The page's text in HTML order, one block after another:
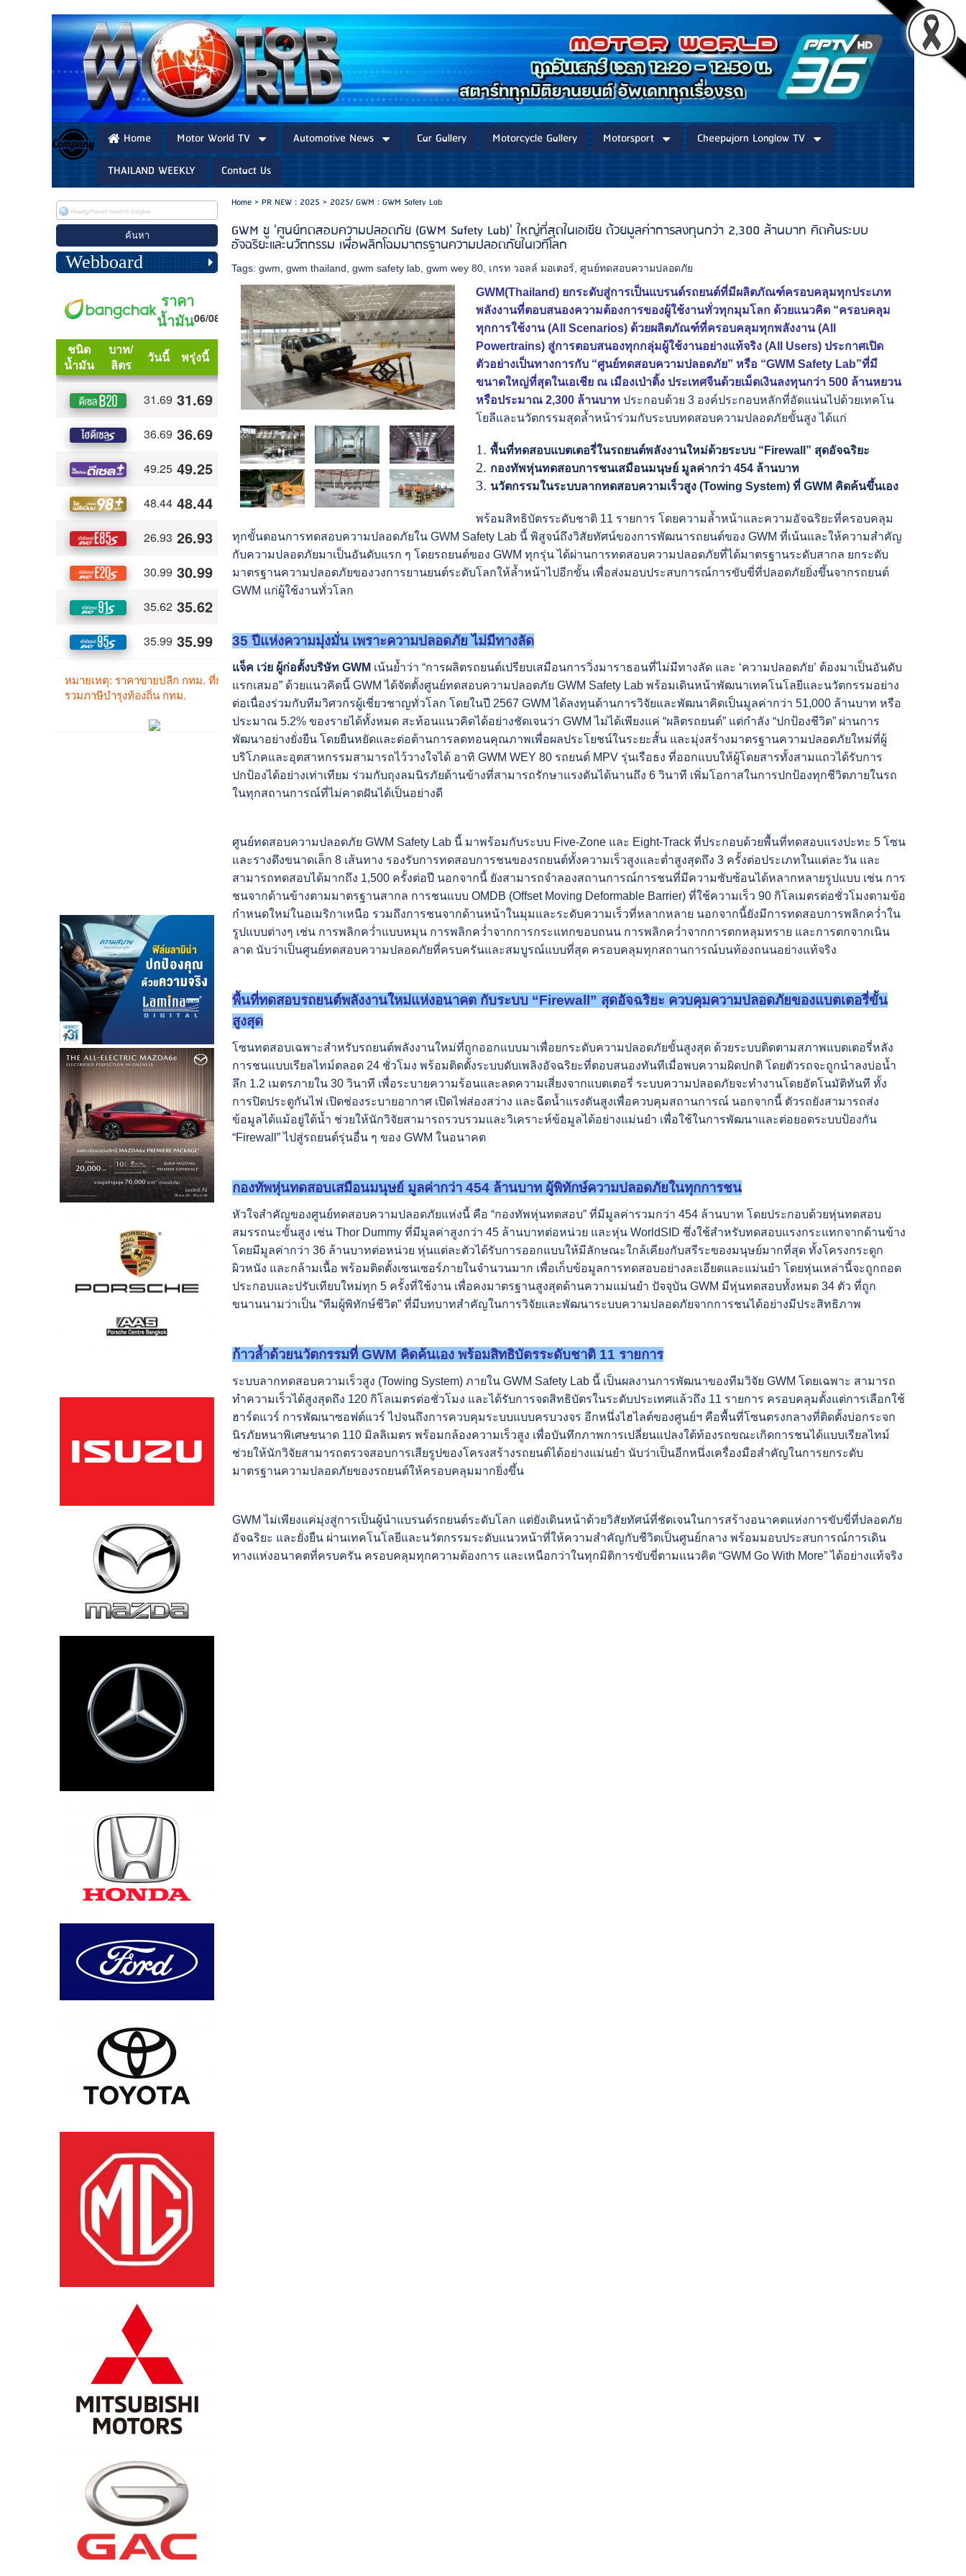
Home Motor World TV Automotive News Car Gallery Motorcycle Gallery Motorsport
Cheepajorn Longlow TV
THAILAND WEEKLY
Contact Us
Webboard
Home> PR NEW : 2025 > 2025/ GWM : GWM Safety Lab
GWM ชู 'ศูนย์ทดสอบความปลอดภัย (GWM Safety Lab)' ใหญ่ที่สุดในเอเชีย ด้วยมูลค่าการลงทุนกว่า 2,300 ล้านบาท คิดค้นระบบ
อัจฉริยะและนวัตกรรม เพื่อพลิกโฉมมาตรฐานความปลอดภัยในเวทีโลก
Tags:gwm ,gwm thailand ,gwm safety lab ,gwm wey 80 เกรท วอลล์ มอเตอร์ ,ศูนย์ทดสอบความปลอดภัย
GWM(Thailand) ยกระดับสู่การเป็นแบรนด์รถยนต์ที่มีผลิตภัณฑ์ครอบคลุมทุกประเภท
พลังงานที่ตอบสนองความต้องการของผู้ใช้งานทั่วทุกมุมโลก ด้วยแนวคิด “ครอบคลุม
ทุกการใช้งาน (All Scenarios) ด้วยผลิตภัณฑ์ที่ครอบคลุมทุกพลังงาน (All
Powertrains) สู่การตอบสนองทุกกลุ่มผู้ใช้งานอย่างแท้จริง (All Users) ประกาศเปิด
ตัวอย่างเป็นทางการกับ “ศูนย์ทดสอบความปลอดภัย” หรือ “GWM Safety Lab”ที่มี
ขนาดใหญ่ที่สุดในเอเชีย ณ เมืองเป่าติ้ง ประเทศจีนด้วยเม็ดเงินลงทุนกว่า 500 ล้านหยวน
หรือประมาณ 2,300 ล้านบาท ประกอบด้วย 3 องค์ประกอบหลักที่อัดแน่นไปด้วยเทคโน
โยลีและนวัตกรรมสุดล้ำหน้าร่วมกับระบบทดสอบความปลอดภัยขั้นสูง ได้แก่
พื้นที่ทดสอบแบตเตอรี่ในรถยนต์พลังงานใหม่ด้วยระบบ “Firewall” สุดอัจฉริยะ
กองทัพหุ่นทดสอบการชนเสมือนมนุษย์ มูลค่ากว่า 454 ล้านบาท
นวัตกรรมในระบบลากทดสอบความเร็วสูง (Towing System) ที่ GWM คิดค้นขึ้นเอง
พร้อมสิทธิบัตรระดับชาติ 11 รายการ โดยความล้ำหน้าและความอัจฉริยะที่ครอบคลุม
ทุกขั้นตอนการทดสอบความปลอดภัยใน GWM Safety Lab นี้ พิสูจน์ถึงวิสัยทัศน์ของการพัฒนารถยนต์ของ GWM ที่เน้นและให้ความสำคัญ
กับความปลอดภัยมาเป็นอันดับแรก ๆ โดยรถยนต์ของ GWM ทุกรุ่น ได้ผ่านการทดสอบความปลอดภัยที่ได้มาตรฐานระดับสากล ยกระดับ
มาตรฐานความปลอดภัยของวงการยานยนต์ระดับโลกให้ล้ำหน้าไปอีกขั้น เพื่อส่งมอบประสบการณ์การขับขี่ที่ปลอดภัยยิ่งขึ้นจากรถยนต์
GWM แก่ผู้ใช้งานทั่วโลก
35 ปีแห่งความมุ่งมั่น เพราะความปลอดภัย ไม่มีทางลัด
แจ็ค เว่ย ผู้ก่อตั้งบริษัท GWM เน้นย้ำว่า “การผลิตรถยนต์เปรียบเสมือนการวิ่งมาราธอนที่ไม่มีทางลัด และ ‘ความปลอดภัย’ ต้องมาเป็นอันดับ
แรกเสมอ” ด้วยแนวคิดนี้ GWM ได้จัดตั้งศูนย์ทดสอบความปลอดภัย GWM Safety Lab พร้อมเดินหน้าพัฒนาเทคโนโลยีและนวัตกรรมอย่าง
ต่อเนื่องร่วมกับทีมวิศวกรผู้เชี่ยวชาญทั่วโลก โดยในปี 2567 GWM ได้ลงทุนด้านการวิจัยและพัฒนาคิดเป็นมูลค่ากว่า 51,000 ล้านบาท หรือ
ประมาณ 5.2% ของรายได้ทั้งหมด สะท้อนแนวคิดได้อย่างชัดเจนว่า GWM ไม่ได้เพียงแค่ “ผลิตรถยนต์” แต่กำลัง “ปกป้องชีวิต” ผ่านการ
พัฒนาอย่างยั่งยืน โดยยืนหยัดและต่อต้านการลดทอนคุณภาพเพื่อผลประโยชน์ในระยะสั้น และมุ่งสร้างมาตรฐานความปลอดภัยใหม่ที่ผู้
บริโภคและอุตสาหกรรมสามารถไว้วางใจได้ อาทิ GWM WEY 80 รถยนต์ MPV รุ่นเรือธง ที่ออกแบบให้ผู้โดยสารทั้งสามแถวได้รับการ
ปกป้องได้อย่างเท่าเทียม ร่วมกับถุงลมนิรภัยด้านข้างที่สามารถรักษาแรงดันได้นานถึง 6 วินาที เพิ่มโอกาสในการปกป้องทุกชีวิตภายในรถ
ในทุกสถานการณ์ที่ไม่คาดฝันได้เป็นอย่างดี
ศูนย์ทดสอบความปลอดภัย GWM Safety Lab นี้ มาพร้อมกับระบบ Five-Zone และ Eight-Track ที่ประกอบด้วยพื้นที่ทดสอบแรงปะทะ 5 โซน
และรางดึงขนาดเล็ก 8 เส้นทาง รองรับการทดสอบการชนของรถยนต์ทั้งความเร็วสูงและต่ำสูงสุดถึง 3 ครั้งต่อประเภทในแต่ละวัน และ
สามารถทดสอบได้มากถึง 1,500 ครั้งต่อปี นอกจากนี้ ยังสามารถจำลองสถานการณ์การชนที่มีความซับซ้อนได้หลากหลายรูปแบบ เช่น การ
ชนจากด้านข้างตามมาตรฐานสากล การชนแบบ OMDB (Offset Moving Deformable Barrier) ที่ใช้ความเร็ว 90 กิโลเมตรต่อชั่วโมงตามข้อ
กำหนดใหม่ในอเมริกาเหนือ รวมถึงการชนจากด้านหน้าในมุมและระดับความเร็วที่หลากหลาย นอกจากนี้ยังมีการทดสอบการพลิกคว่ำใน
รูปแบบต่างๆ เช่น การพลิกคว่ำแบบหมุน การพลิกคว่ำจากการกระแทกขอบถนน การพลิกคว่ำจากการตกหลุมทราย และการตกจากเนิน
ลาด นับว่าเป็นศูนย์ทดสอบความปลอดภัยที่ครบครันและสมบูรณ์แบบที่สุด ครอบคลุมทุกสถานการณ์บนท้องถนนอย่างแท้จริง
พื้นที่ทดสอบรถยนต์พลังงานใหม่แห่งอนาคต กับระบบ “Firewall” สุดอัจฉริยะ ควบคุมความปลอดภัยของแบตเตอรี่ขั้น
สูงสุด
โซนทดสอบเฉพาะสำหรับรถยนต์พลังงานใหม่ที่ถูกออกแบบมาเพื่อยกระดับความปลอดภัยขั้นสูงสุด ด้วยระบบติดตามสภาพแบตเตอรี่หลัง
การชนแบบเรียลไทม์ตลอด 24 ชั่วโมง พร้อมติดตั้งระบบดับเพลิงอัจฉริยะที่ตอบสนองทันทีเมื่อพบความผิดปกติ โดยตัวรถจะถูกนำลงบ่อน้ำ
ลึก 1.2 เมตรภายใน 30 วินาที เพื่อระบายความร้อนและลดความเสี่ยงจากแบตเตอรี่ ระบบความปลอดภัยจะทำงานโดยอัตโนมัติทันที ทั้ง
การปิดประตูกันไฟ เปิดช่องระบายอากาศ เปิดไฟส่องสว่าง และฉีดน้ำแรงดันสูงเพื่อควบคุมสถานการณ์ นอกจากนี้ ตัวรถยังสามารถส่ง
ข้อมูลได้แม้อยู่ใต้น้ำ ช่วยให้นักวิจัยสามารถรวบรวมและวิเคราะห์ข้อมูลได้อย่างแม่นยำ เพื่อใช้ในการพัฒนาและต่อยอดระบบป้องกัน
“Firewall” ไปสู่รถยนต์รุ่นอื่น ๆ ของ GWM ในอนาคต
กองทัพหุ่นทดสอบเสมือนมนุษย์ มูลค่ากว่า 454ล้านบาท ผู้พิทักษ์ความปลอดภัยในทุกการชน
หัวใจสำคัญของศูนย์ทดสอบความปลอดภัยแห่งนี้ คือ “กองทัพหุ่นทดสอบ” ที่มีมูลค่ารวมกว่า 454 ล้านบาท โดยประกอบด้วยหุ่นทดสอบ
สมรรถนะขั้นสูง เช่น Thor Dummy ที่มีมูลค่าสูงกว่า 45 ล้านบาทต่อหน่วย และหุ่น WorldSID ซึ่งใช้สำหรับทดสอบแรงกระแทกจากด้านข้าง
โดยมีมูลค่ากว่า 36 ล้านบาทต่อหน่วย หุ่นแต่ละตัวได้รับการออกแบบให้มีลักษณะใกล้เคียงกับสรีระของมนุษย์มากที่สุด ทั้งโครงกระดูก
ผิวหนัง และกล้ามเนื้อ พร้อมติดตั้งเซนเซอร์ภายในจำนวนมาก เพื่อเก็บข้อมูลการทดสอบอย่างละเอียดและแม่นยำ โดยหุ่นเหล่านี้จะถูกถอด
ประกอบและปรับเทียบใหม่ทุก 5 ครั้งที่ใช้งาน เพื่อคงมาตรฐานสูงสุดด้านความแม่นยำ ปัจจุบัน GWM มีหุ่นทดสอบทั้งหมด 34 ตัว ที่ถูก
ขนานนามว่าเป็น “ทีมผู้พิทักษ์ชีวิต” ที่มีบทบาทสำคัญในการวิจัยและพัฒนาระบบความปลอดภัยจากการชนได้อย่างมีประสิทธิภาพ
ก้าวล้ำด้วยนวัตกรรมที่ GWM คิดค้นเอง พร้อมสิทธิบัตรระดับชาติ 11 รายการ
ระบบลากทดสอบความเร็วสูง (Towing System) ภายใน GWM Safety Lab นี้ เป็นผลงานการพัฒนาของทีมวิจัย GWM โดยเฉพาะ สามารถ
ทำความเร็วได้สูงสุดถึง 120 กิโลเมตรต่อชั่วโมง และได้รับการจดสิทธิบัตรในระดับประเทศแล้วถึง 11 รายการ ครอบคลุมตั้งแต่การเลือกใช้
ฮาร์ดแวร์ การพัฒนาซอฟต์แวร์ ไปจนถึงการควบคุมระบบแบบครบวงจร อีกหนึ่งไฮไลต์ของศูนย์ฯ คือพื้นที่โซนตรงกลางที่ติดตั้งบ่อกระจก
นิรภัยหนาพิเศษขนาด 110 มิลลิเมตร พร้อมกล้องความเร็วสูง เพื่อบันทึกภาพการเปลี่ยนแปลงใต้ท้องรถขณะเกิดการชนได้แบบเรียลไทม์
ช่วยให้นักวิจัยสามารถตรวจสอบการเสียรูปของโครงสร้างรถยนต์ได้อย่างแม่นยำ นับว่าเป็นอีกหนึ่งเครื่องมือสำคัญในการยกระดับ
มาตรฐานความปลอดภัยของรถยนต์ให้ครอบคลุมมากยิ่งขึ้น
GWM ไม่เพียงแค่มุ่งสู่การเป็นผู้นำแบรนด์รถยนต์ระดับโลก แต่ยังเดินหน้าด้วยวิสัยทัศน์ที่ชัดเจนในการสร้างอนาคตแห่งการขับขี่ที่ปลอดภัย
อัจฉริยะ และยั่งยืน ผ่านเทคโนโลยีและนวัตกรรมระดับแนวหน้าที่ให้ความสำคัญกับชีวิตเป็นศูนย์กลาง พร้อมมอบประสบการณ์การเดิน
ทางแห่งอนาคตที่ครบครัน ครอบคลุมทุกความต้องการ และเหนือกว่าในทุกมิติการขับขี่ตามแนวคิด “GWM Go With More” ได้อย่างแท้จริง